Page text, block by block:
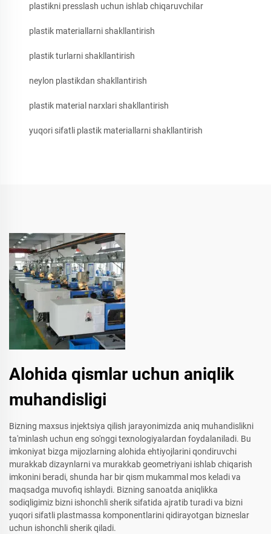
plastikni presslash uchun ishlab chiqaruvchilar
plastik materiallarni shakllantirish
plastik turlarni shakllantirish
neylon plastikdan shakllantirish
plastik material narxlari shakllantirish
yuqori sifatli plastik materiallarni shakllantirish
Alohida qismlar uchun aniqlik
muhandisligi
Bizning maxsus injektsiya qilish jarayonimizda aniq muhandislikni
ta'minlash uchun eng so'nggi texnologiyalardan foydalaniladi. Bu
imkoniyat bizga mijozlarning alohida ehtiyojlarini qondiruvchi
murakkab dizaynlarni va murakkab geometriyani ishlab chiqarish
imkonini beradi, shunda har bir qism mukammal mos keladi va
maqsadga muvofiq ishlaydi. Bizning sanoatda aniqlikka
sodiqligimiz bizni ishonchli sherik sifatida ajratib turadi va bizni
yuqori sifatli plastmassa komponentlarini qidirayotgan bizneslar
uchun ishonchli sherik qiladi.